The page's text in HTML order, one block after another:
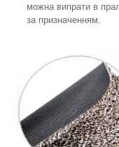
можна випрати в
за призначенням.